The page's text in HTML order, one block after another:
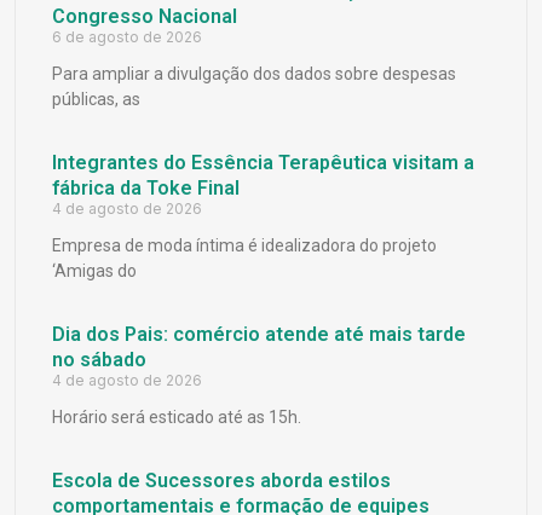
Congresso Nacional
6 de agosto de 2026
Para ampliar a divulgação dos dados sobre despesas
públicas, as
Integrantes do Essência Terapêutica visitam a
fábrica da Toke Final
4 de agosto de 2026
Empresa de moda íntima é idealizadora do projeto
‘Amigas do
Dia dos Pais: comércio atende até mais tarde
no sábado
4 de agosto de 2026
Horário será esticado até as 15h.
Escola de Sucessores aborda estilos
comportamentais e formação de equipes